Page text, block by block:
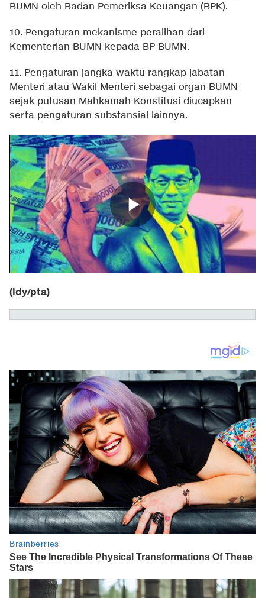
BUMN oleh Badan Pemeriksa Keuangan (BPK).
10. Pengaturan mekanisme peralihan dari
Kementerian BUMN kepada BP BUMN.
11. Pengaturan jangka waktu rangkap jabatan
Menteri atau Wakil Menteri sebagai organ BUMN
sejak putusan Mahkamah Konstitusi diucapkan
serta pengaturan substansial lainnya.
(ldy/pta)